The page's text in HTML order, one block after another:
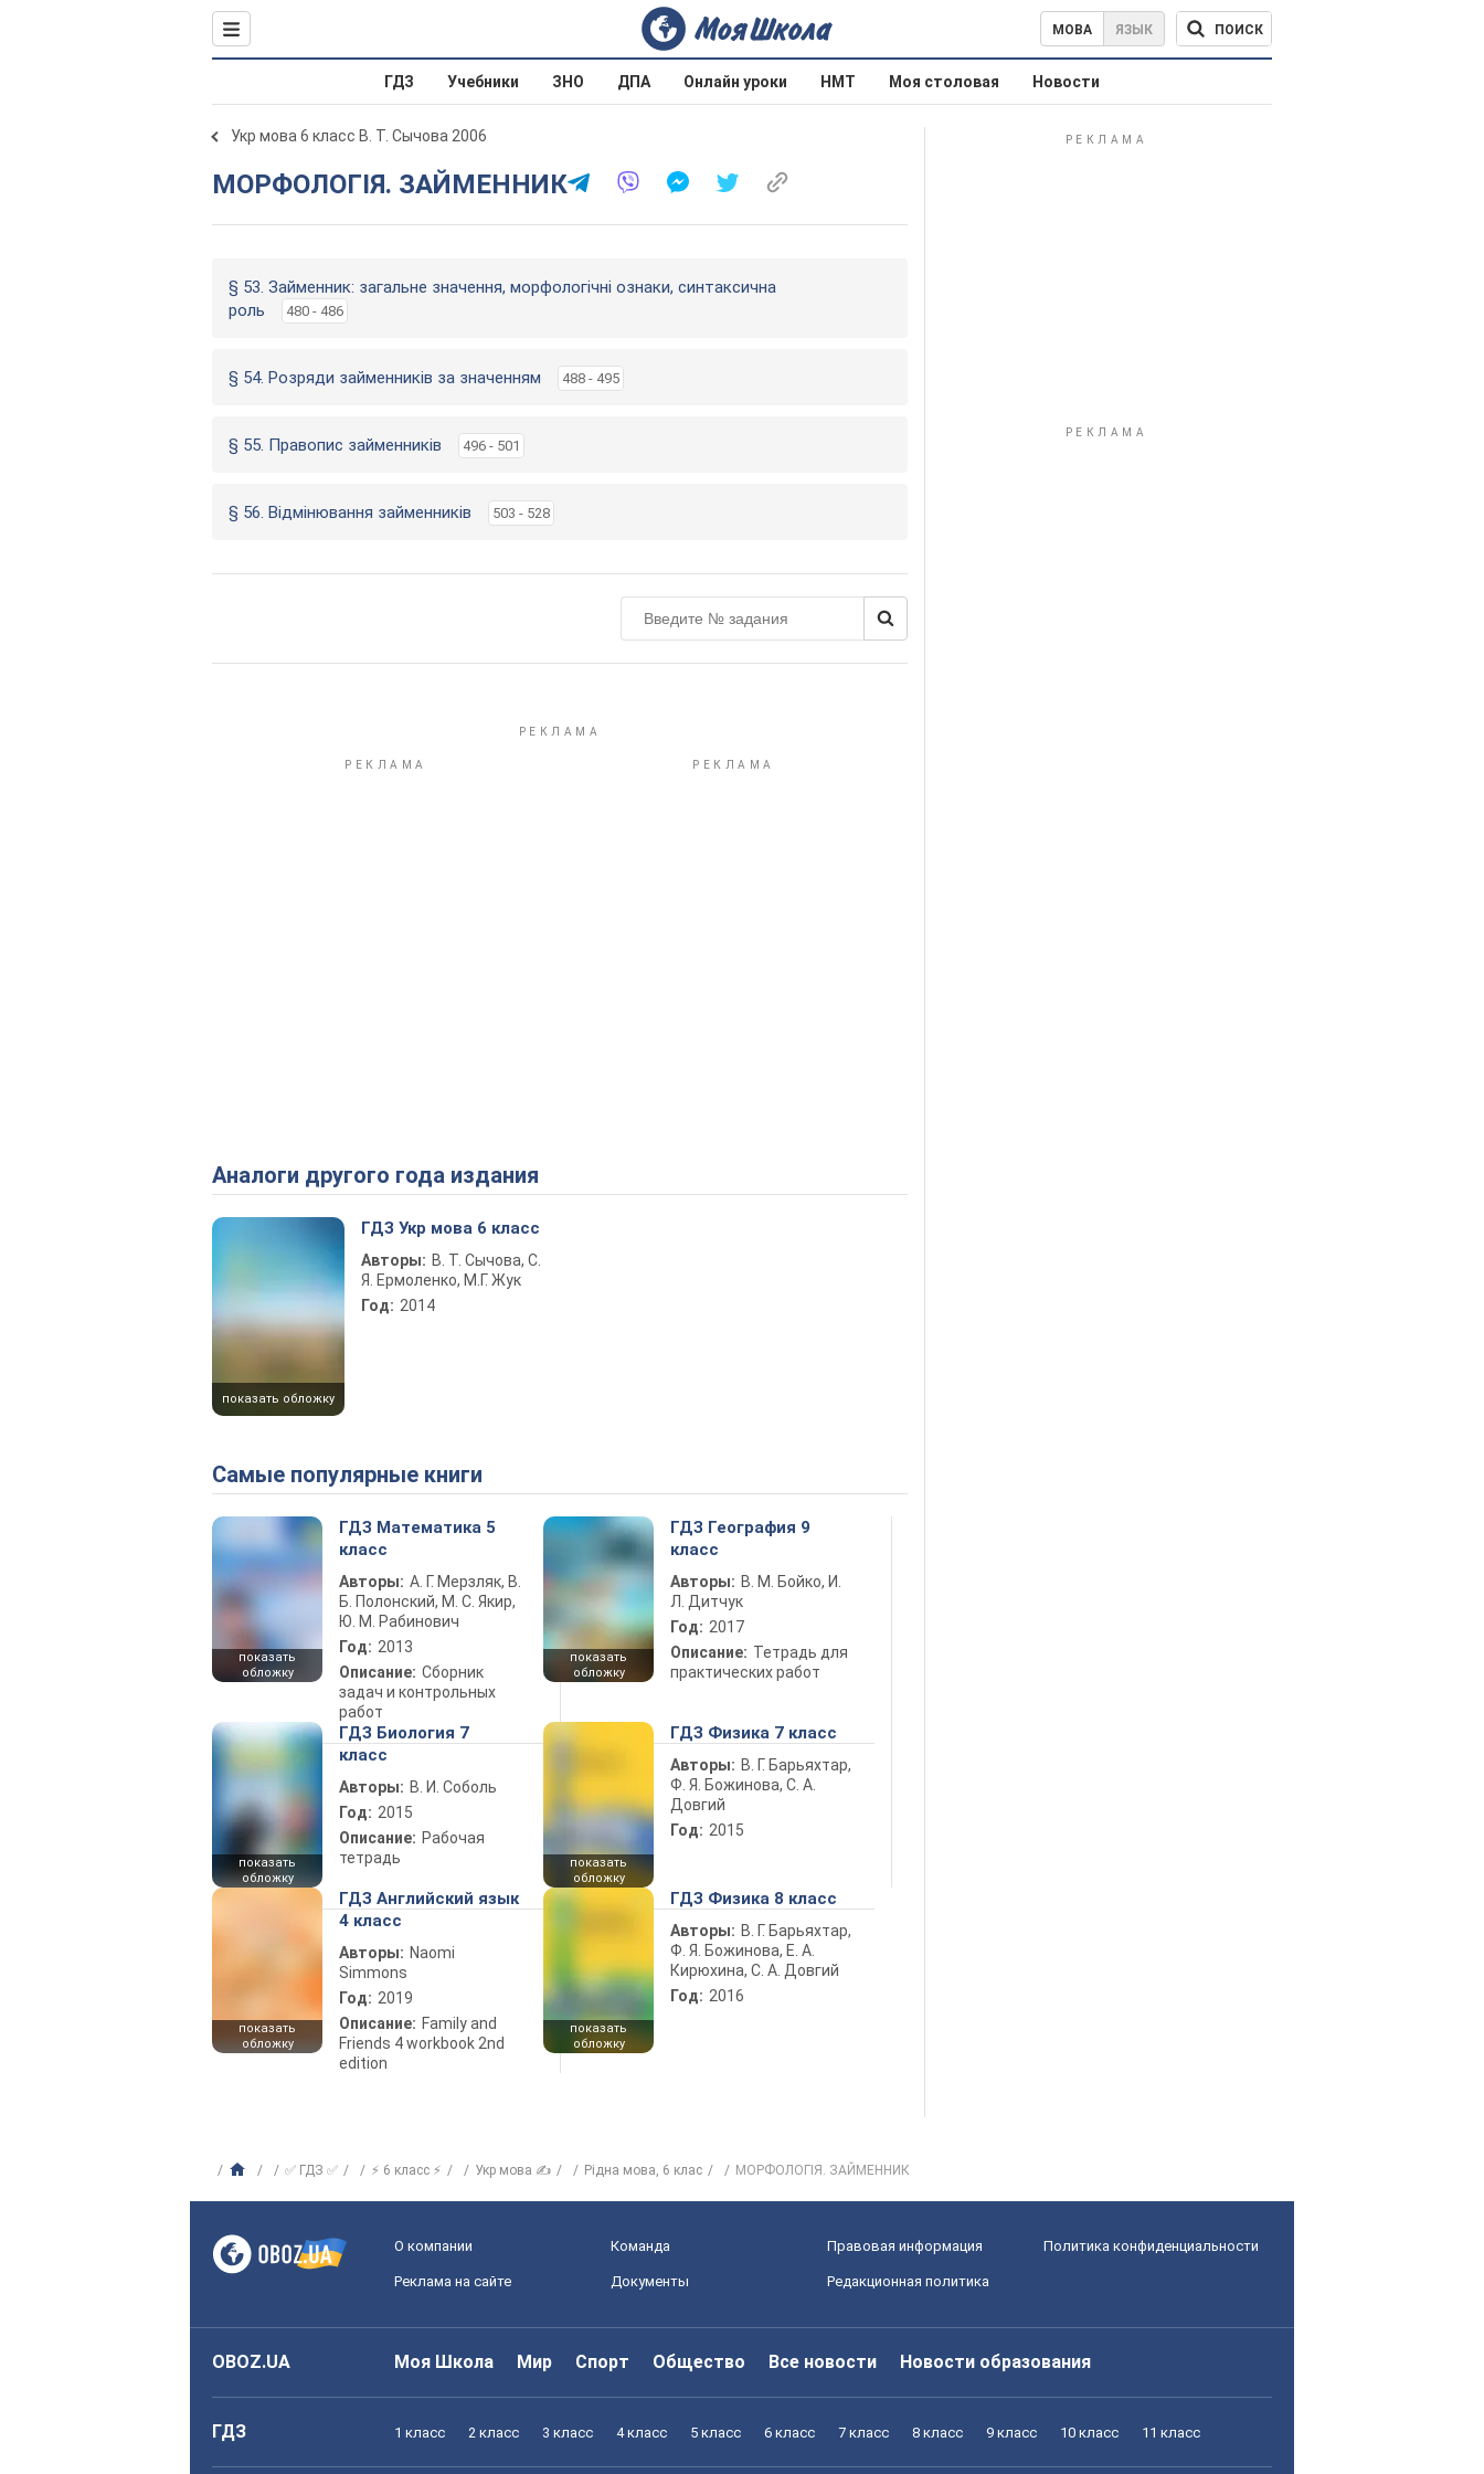
МОВА ЯЗЫК ПОИСК
ГДЗ Учебники ЗНО ДПА Онлайн уроки НМТ Моя столовая Новости
Укр мова 6 класс В. Т. Сычова 2006
МОРФОЛОГІЯ. ЗАЙМЕННИК
§ 53. Займенник: загальне значення, морфологічні ознаки, синтаксична
роль
480 - 486
§ 54. Розряди займенників за значенням 488 - 495
§ 55. Правопис займенників 496 - 501
§ 56. Відмінювання займенників 503 - 528
Аналоги другого года издания
показать обложку
ГДЗ Укр мова 6 класс
Авторы: В. Т. Сычова, С.
Я. Ермоленко, М.Г. Жук
Год: 2014
Самые популярные книги
показать
обложку
ГДЗ Математика 5
класс
Авторы: А. Г. Мерзляк, В.
Б. Полонский, М. С. Якир,
Ю. М. Рабинович
Год: 2013
Описание: Сборник
задач и контрольных
работ
показать
обложку
ГДЗ География 9
класс
Авторы: В. М. Бойко, И.
Л. Дитчук
Год: 2017
Описание: Тетрадь для
практических работ
показать
обложку
ГДЗ Биология 7
класс
Авторы: В. И. Соболь
Год: 2015
Описание: Рабочая
тетрадь
показать
обложку
ГДЗ Физика 7 класс
Авторы: В. Г. Барьяхтар,
Ф. Я. Божинова, С. А.
Довгий
Год: 2015
показать
обложку
ГДЗ Английский язык
4 класс
Авторы: Naomi
Simmons
Год: 2019
Описание: Family and
Friends 4 workbook 2nd
edition
показать
обложку
ГДЗ Физика 8 класс
Авторы: В. Г. Барьяхтар,
Ф. Я. Божинова, Е. А.
Кирюхина, С. А. Довгий
Год: 2016
✅ ГДЗ ✅ ⚡ 6 класс ⚡ Укр мова ✍ Рiдна мова, 6 клас МОРФОЛОГІЯ. ЗАЙМЕННИК
О компании Команда Правовая информация Политика конфиденциальности
Реклама на сайте Документы Редакционная политика
OBOZ.UA Моя Школа Мир Спорт Общество Все новости Новости образования
ГДЗ 1 класс 2 класс 3 класс 4 класс 5 класс 6 класс 7 класс 8 класс 9 класс 10 класс 11 класс